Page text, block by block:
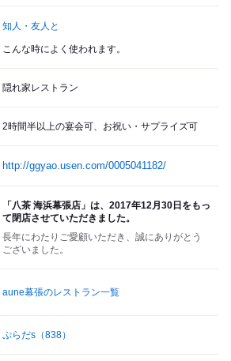
知人・友人と
こんな時によく使われます。
隠れ家レストラン
2時間半以上の宴会可、お祝い・サプライズ可
http://ggyao.usen.com/0005041182/
「八茶 海浜幕張店」は、2017年12月30日をもっ
て閉店させていただきました。
長年にわたりご愛顧いただき、誠にありがとう
ございました。
aune幕張のレストラン一覧
ぷらだs （838）